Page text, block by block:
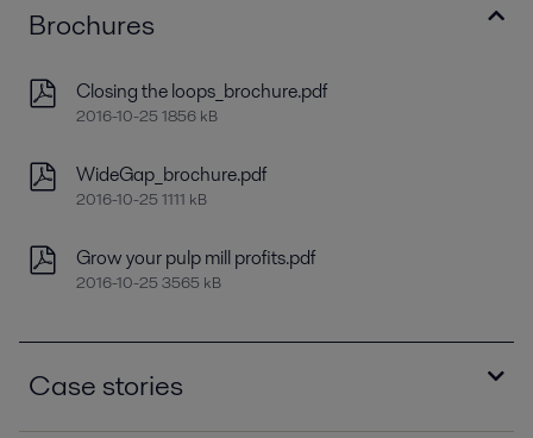
Brochures
Closing the loops_brochure.pdf
2016-10-25 1856 kB
WideGap_brochure.pdf
2016-10-25 1111 kB
Grow your pulp mill profits.pdf
2016-10-25 3565 kB
Case stories